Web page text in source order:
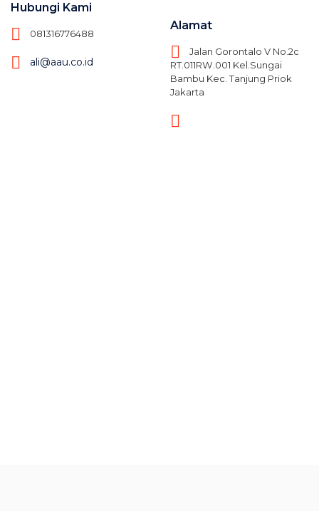
Hubungi Kami
081316776488
ali@aau.co.id
Alamat
Jalan Gorontalo V No.2c
RT.011RW.001 Kel.Sungai
Bambu Kec. Tanjung Priok
Jakarta